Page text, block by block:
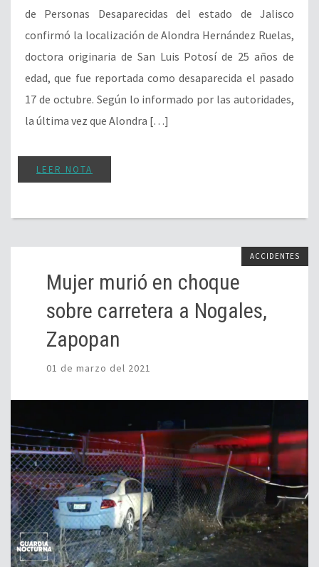
de Personas Desaparecidas del estado de Jalisco
confirmó la localización de Alondra Hernández Ruelas,
doctora originaria de San Luis Potosí de 25 años de
edad, que fue reportada como desaparecida el pasado
17 de octubre. Según lo informado por las autoridades,
la última vez que Alondra […]
LEER NOTA
ACCIDENTES
Mujer murió en choque
sobre carretera a Nogales,
Zapopan
01 de marzo del 2021